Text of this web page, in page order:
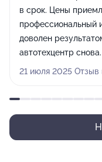
в срок. Цены
профессиональный
доволен
автотехцентр
владельцам
21 июля 2025 Отзыв